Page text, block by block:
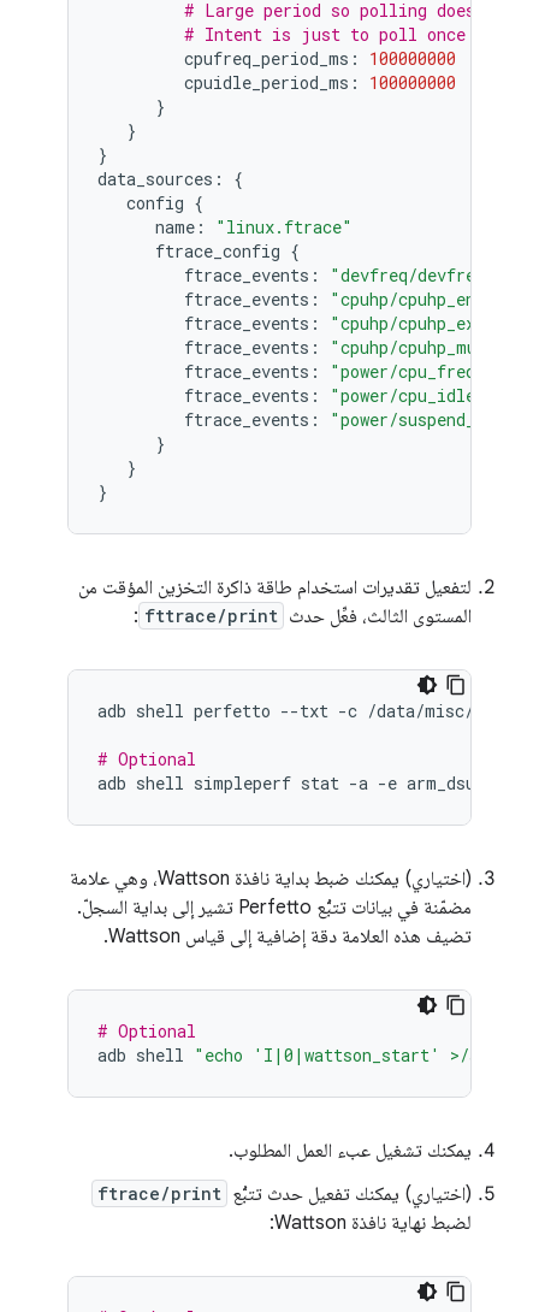
# Large period so polling doesn't
# Intent is just to poll once
cpufreq_period_ms:
100000000
cpuidle_period_ms:
100000000
}
}
}
data_sources:
{
config {
name:
"linux.ftrace"
ftrace_config {
ftrace_events:
"devfreq/
ftrace_events:
"cpuhp/cpuhp_enter"
ftrace_events:
"cpuhp/cpuhp_exit"
ftrace_events:
"cpuhp/
ftrace_events:
"power/cpu_frequency"
ftrace_events:
"power/cpu_idle"
ftrace_events:
"power/
}
}
}
لتفعيل تقديرات استخدام طاقة ذاكرة التخزين المؤقت من
المستوى الثالث، فعِّل حدث fttrace/print
:
adb shell perfetto --txt -c /data/misc/
# Optional
adb shell simpleperf stat -a -e arm_dsu_0/
(اختياري) يمكنك ضبط بداية نافذة Wattson، وهي علامة
مضمّنة في بيانات تتبُّع Perfetto تشير إلى بداية السجلّ.
تضيف هذه العلامة دقة إضافية إلى قياس Wattson.
# Optional
adb shell "echo 'I|0|wattson_start' >/sys/
يمكنك تشغيل عبء العمل المطلوب.
(اختياري) يمكنك تفعيل حدث تتبُّع ftrace/print
لضبط نهاية نافذة Wattson: